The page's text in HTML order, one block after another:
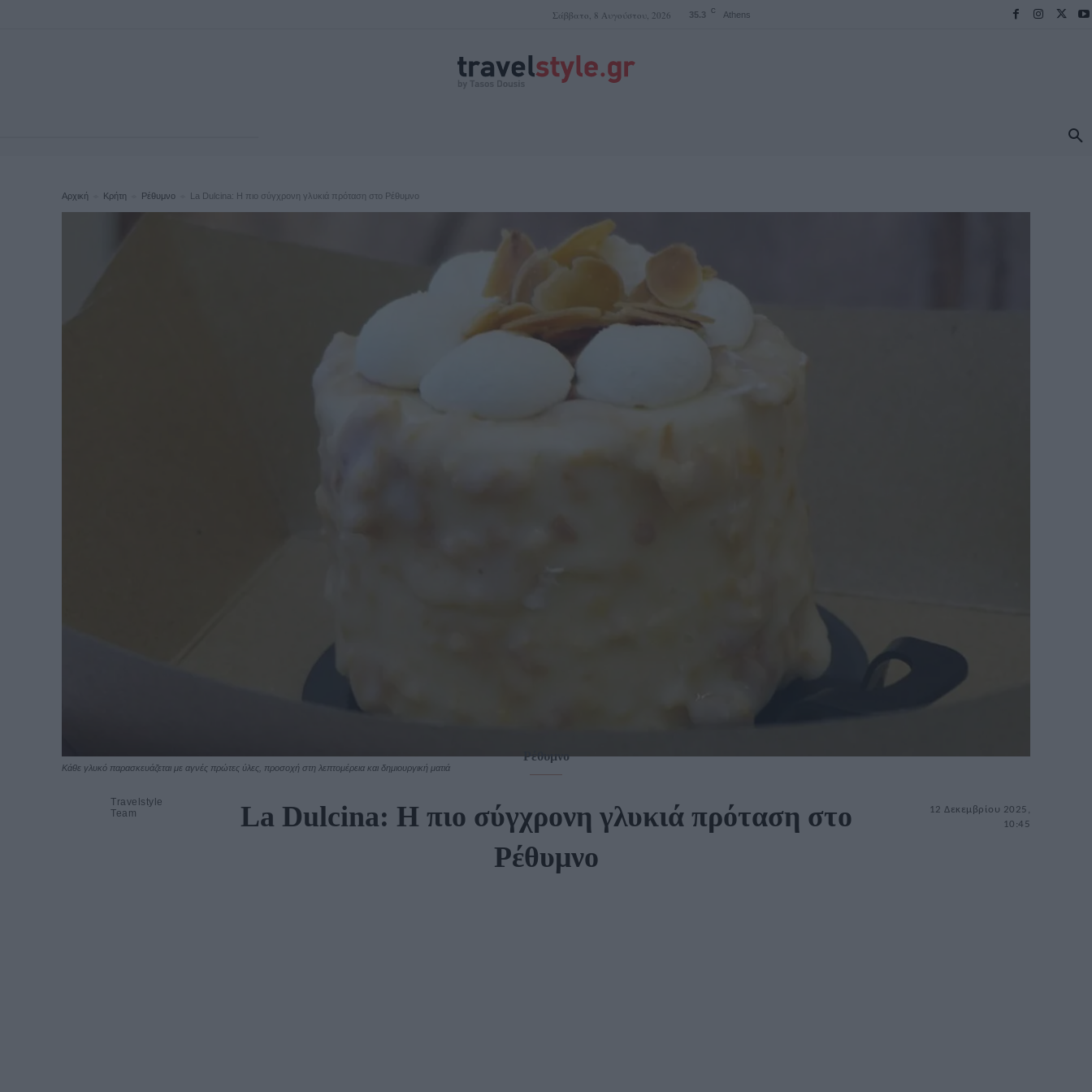
Σάββατο, 8 Αυγούστου, 2026 35.3 C Athens
Αρχική Κρήτη Ρέθυμνο La Dulcina: Η πιο σύγχρονη γλυκιά πρόταση στο Ρέθυμνο
Kάθε γλυκό παρασκευάζεται με αγνές πρώτες ύλες, προσοχή στη λεπτομέρεια και δημιουργική ματιά
Travelstyle
Team
Ρέθυμνο
La Dulcina: Η πιο σύγχρονη γλυκιά πρόταση στο
Ρέθυμνο
12 Δεκεμβρίου 2025,
10:45